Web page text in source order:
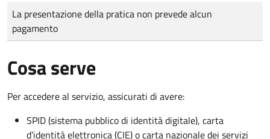
Tipo di pagamento
Importo
La presentazione della pratica non prevede alcun
pagamento
Cosa serve
Per accedere al servizio, assicurati di avere:
SPID (sistema pubblico di identità digitale), carta
d’identità elettronica (CIE) o carta nazionale dei servizi